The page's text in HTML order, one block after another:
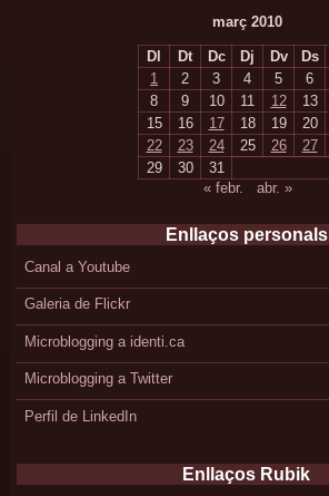
març 2010
Dl Dt Dc Dj Dv Ds
1
2 3 4 5 6
8
9 10 11 12 13
15
16 17 18 19 20
22
23 24 25 26 27
29
30
31
« febr.
abr. »
Enllaços personals
Canal a Youtube
Galeria de Flickr
Microblogging a identi.ca
Microblogging a Twitter
Perfil de LinkedIn
Enllaços Rubik